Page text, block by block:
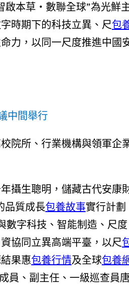
本草・數聯全球”為光鮮
時期下的科技立異、尺包
力，以同一尺度推進中國
中間舉行
院所、行業機構與領軍企
攝生聰明，儲藏古代安康
品質成長包養故事實行計劃
數字科技、智能制造、尺度
協同立異高端平臺，以尺
果惠包養行情及全球包養
員、副主任、一級巡查員唐